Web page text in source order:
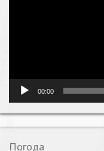
00:00
Погода